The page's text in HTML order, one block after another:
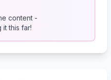
content -
it this far!